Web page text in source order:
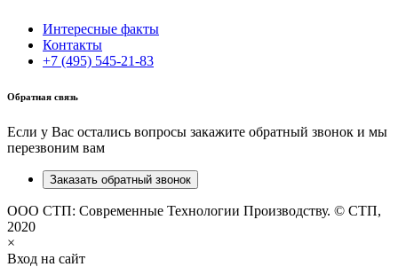
Интересные факты
Контакты
+7 (495) 545-21-83
Обратная связь
Если у Вас остались вопросы закажите обратный звонок и мы
перезвоним вам
Заказать обратный звонок
ООО СТП: Современные Технологии Производству. © СТП,
2020
×
Вход на сайт